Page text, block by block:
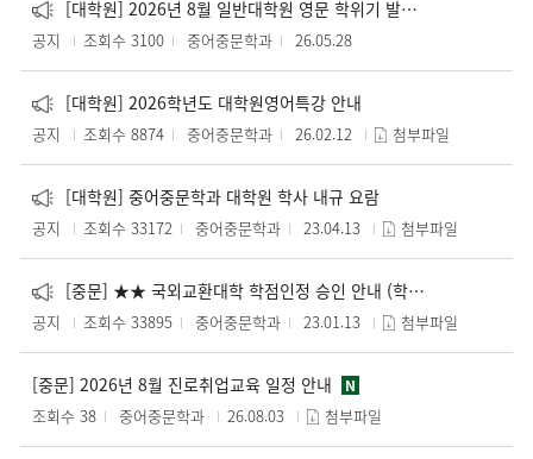
[대학원] 2026년 8월 일반대학원 영문 학위기 발급 관련 영문성명 확인 및 변경 안내(6.4.(목)~7.27.(월)까지)
공지 조회수 3100 중어중문학과 26.05.28
[대학원] 2026학년도 대학원영어특강 안내
공지 조회수 8874 중어중문학과 26.02.12 첨부파일
[대학원] 중어중문학과 대학원 학사 내규 요람
공지 조회수 33172 중어중문학과 23.04.13 첨부파일
[중문] ★★ 국외교환대학 학점인정 승인 안내 (학과장님 '사전승인' 필수) ★★
공지 조회수 33895 중어중문학과 23.01.13 첨부파일
[중문] 2026년 8월 진로취업교육 일정 안내 N
조회수 38 중어중문학과 26.08.03 첨부파일